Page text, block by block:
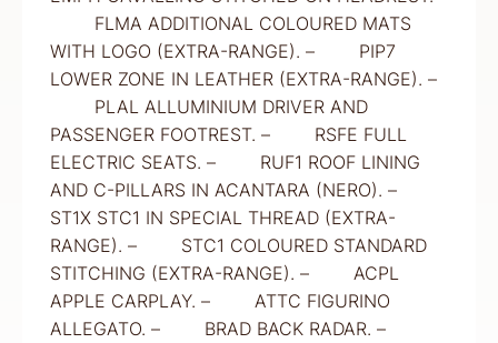
FLMA ADDITIONAL COLOURED MATS
WITH LOGO (EXTRA-RANGE). – PIP7
LOWER ZONE IN LEATHER (EXTRA-RANGE). –
PLAL ALLUMINIUM DRIVER AND
PASSENGER FOOTREST. – RSFE FULL
ELECTRIC SEATS. – RUF1 ROOF LINING
AND C-PILLARS IN ACANTARA (NERO). –
ST1X STC1 IN SPECIAL THREAD (EXTRA-
RANGE). – STC1 COLOURED STANDARD
STITCHING (EXTRA-RANGE). – ACPL
APPLE CARPLAY. – ATTC FIGURINO
ALLEGATO. – BRAD BACK RADAR. –